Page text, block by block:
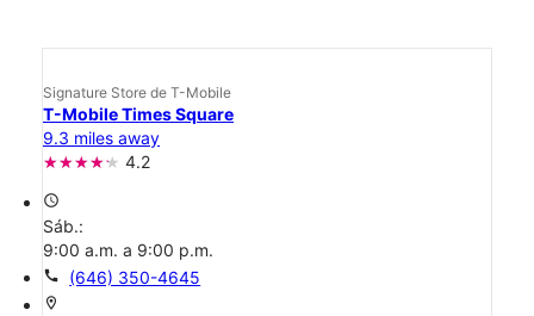
Signature Store de T-Mobile
T-Mobile Times Square
9.3 miles away
4.2
access_time
Sáb.:
9:00 a.m. a 9:00 p.m.
call (646) 350-4645
location_on